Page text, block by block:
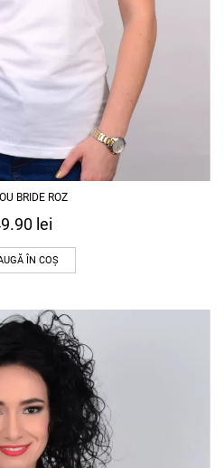
BRIDE ROZ
lei
ÎN COȘ